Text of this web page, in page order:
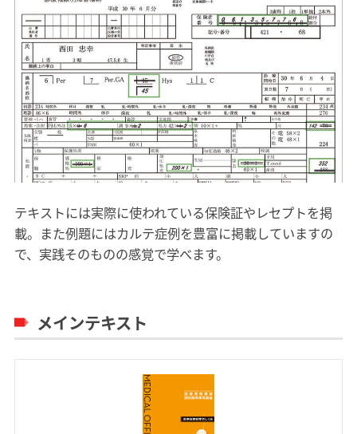
テキストには実際に使われている保険証やレセプトを掲
載。また例題にはカルテ症例を豊富に掲載していますの
で、実践そのものの感覚で学べます。
メインテキスト